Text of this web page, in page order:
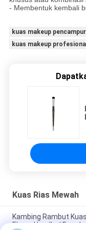
- Membentuk kembali
kuas makeup
kuas makeup profesional
Kuas Rias Mewah
Kambing Rambut
Ebony Handle /